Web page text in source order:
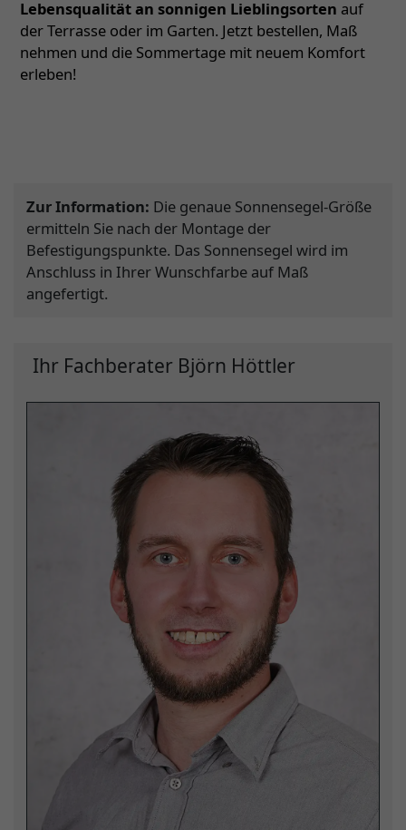
Lebensqualität an sonnigen Lieblingsorten auf
der Terrasse oder im Garten. Jetzt bestellen, Maß
nehmen und die Sommertage mit neuem Komfort
erleben!
Zur Information: Die genaue Sonnensegel-Größe
ermitteln Sie nach der Montage der
Befestigungspunkte. Das Sonnensegel wird im
Anschluss in Ihrer Wunschfarbe auf Maß
angefertigt.
Ihr Fachberater Björn Höttler